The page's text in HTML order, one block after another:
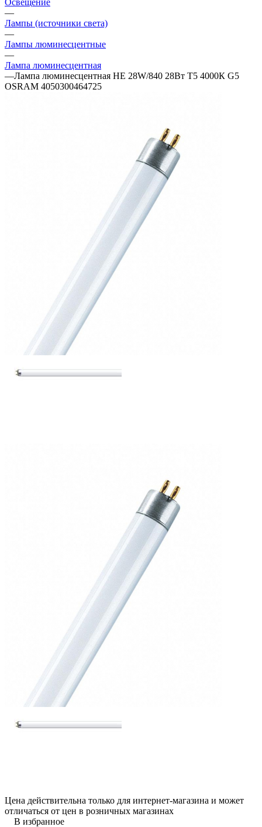
—
Лампы (источники света)
—
Лампы люминесцентные
—
Лампа люминесцентная
—Лампа люминесцентная HE 28W/840 28Вт T5 4000К G5
OSRAM 4050300464725
Цена действительна только для интернет-магазина и может
отличаться от цен в розничных магазинах
В избранное